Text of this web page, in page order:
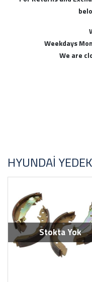
Ssangyong Yedek Parça
Subaru Yedek Parça
MODELLER
İthal Ürünlerimiz
ABD
STOK DURUMU
Sadece Stoktakiler
FİYAT ARALIĞI
Weekdays
We are
HYUNDAI
Stokta Yok